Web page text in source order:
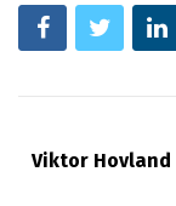
Viktor Hovland